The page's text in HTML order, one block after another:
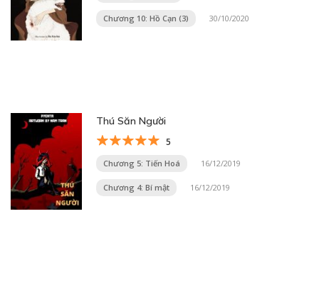
Chương 10: Hồ Cạn (3) 30/10/2020
Thú Săn Người
5
Chương 5: Tiến Hoá 16/12/2019
Chương 4: Bí mật 16/12/2019